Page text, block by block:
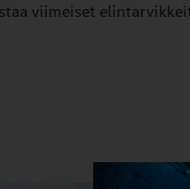
viimeiset